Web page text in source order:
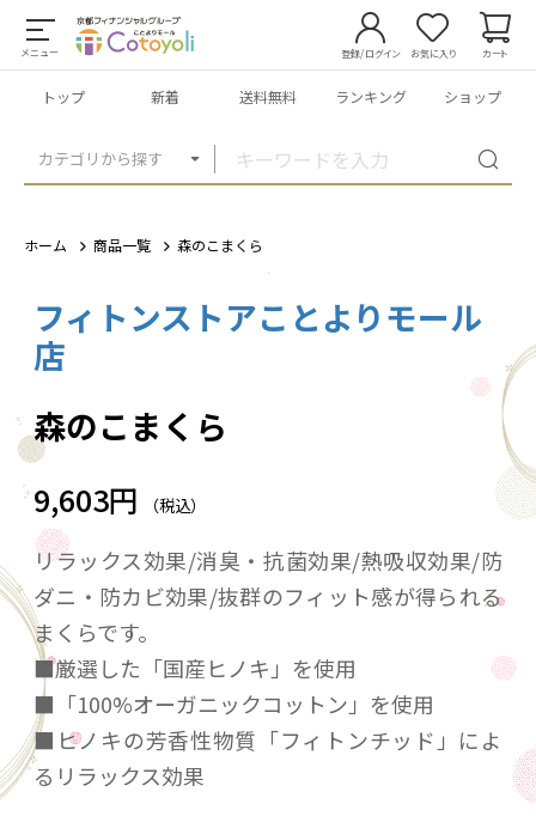
メニュー
カテゴリから探す
登録/ログイン お気に入り カート
トップ 新着 送料無料 ランキング ショップ
ホーム 商品一覧 森のこまくら
フィトンストアことよりモール
店
森のこまくら
9,603円 （税込）
リラックス効果/消臭・抗菌効果/熱吸収効果/防
ダニ・防カビ効果/抜群のフィット感が得られる
まくらです。
■厳選した「国産ヒノキ」を使用
■「100%オーガニックコットン」を使用
■ヒノキの芳香性物質「フィトンチッド」によ
るリラックス効果